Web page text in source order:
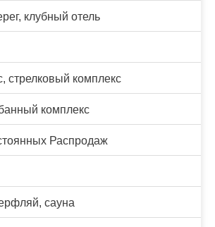
клубный отель
стрелковый комплекс
комплекс
Распродаж
сауна